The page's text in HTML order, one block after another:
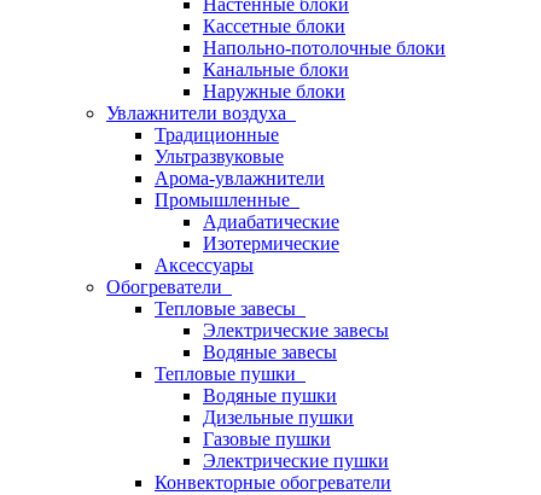
Настенные блоки
Кассетные блоки
Напольно-потолочные блоки
Канальные блоки
Наружные блоки
Увлажнители воздуха
Традиционные
Ультразвуковые
Арома-увлажнители
Промышленныe
Адиабатические
Изотермические
Аксессуары
Обогреватели
Тепловые завесы
Электрические завесы
Водяные завесы
Тепловые пушки
Водяные пушки
Дизельные пушки
Газовые пушки
Электрические пушки
Конвекторные обогреватели